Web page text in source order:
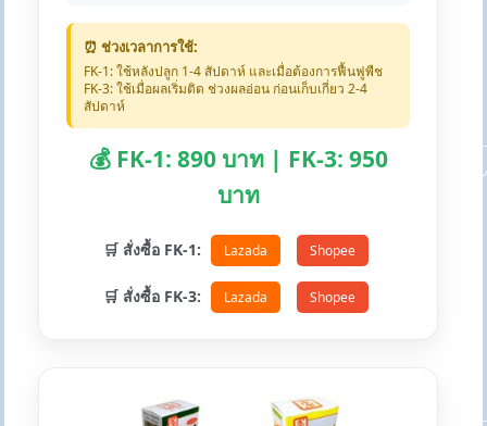
⏰ ช่วงเวลาการใช้:
FK-1: ใช้หลังปลูก 1-4 สัปดาห์ และเมื่อต้องการฟื้นฟูพืช
FK-3: ใช้เมื่อผลเริ่มติด ช่วงผลอ่อน ก่อนเก็บเกี่ยว 2-4
สัปดาห์
💰 FK-1: 890 บาท | FK-3: 950
บาท
🛒 สั่งซื้อ FK-1: Lazada Shopee
🛒 สั่งซื้อ FK-3: Lazada Shopee